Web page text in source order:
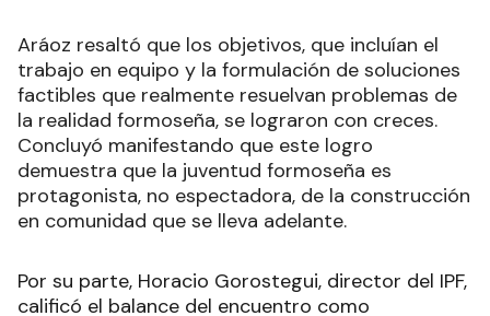
Aráoz resaltó que los objetivos, que incluían el
trabajo en equipo y la formulación de soluciones
factibles que realmente resuelvan problemas de
la realidad formoseña, se lograron con creces.
Concluyó manifestando que este logro
demuestra que la juventud formoseña es
protagonista, no espectadora, de la construcción
en comunidad que se lleva adelante.
Por su parte, Horacio Gorostegui, director del IPF,
calificó el balance del encuentro como